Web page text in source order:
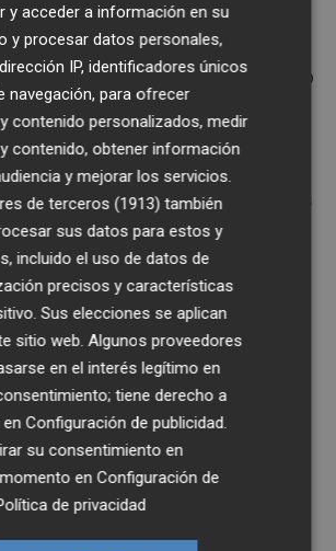
le dejó sin ficha, no
al jugador, que en mes y
y se encontró con que no
2019. Compagnucci
chileno e hizo las maletas,
Murcia, donde Toni
de Quique Pina y entonces
del club grana, le
brazos abiertos. El Murcia
pero el caos reinante le
su ficha, por lo que el
entrenando bajo las
Herrero, pero siguiendo
la grada (tiene contrato
quiera que ahora soplan
la Nueva Condomina, Pina
en otro club.
y acceder a información en su
y procesar datos personales,
IP, identificadores únicos
navegación, para ofrecer
contenido personalizados, medir
contenido, obtener información
y mejorar los servicios.
de terceros (1913) también
sus datos para estos y
incluido el uso de datos de
precisos y características
Sus elecciones se aplican
sitio web. Algunos proveedores
en el interés legítimo en
tiene derecho a
enConfiguración de publicidad
su consentimiento en
enConfiguración de
de privacidad